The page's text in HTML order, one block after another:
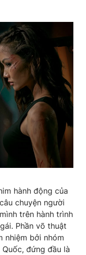
Phạm Quốc Thắng,
355 932
không có sự chấp
khi phát hành lại
hành động của
chuyện người
trên hành trình
Phần võ thuật
nhiệm bởi nhóm
đứng đầu là